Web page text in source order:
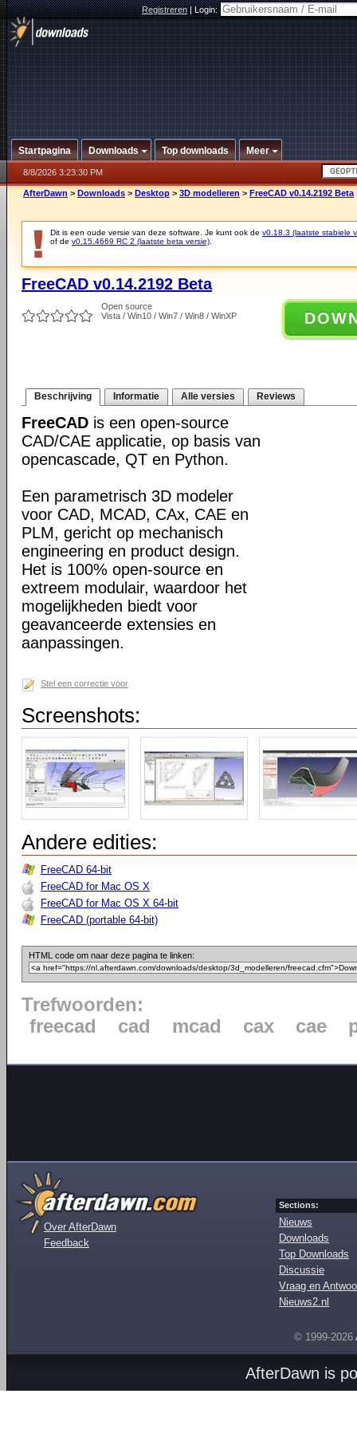
Registreren|Login:
Startpagina Downloads Top downloads Meer
8/8/2026 3:23:30 PM
AfterDawn > Downloads > Desktop > 3D modelleren > FreeCAD v0.14.2192 Beta
Dit is een oude versie van deze software. Je kunt ook de v0.18.3 (laatste stabiele
of de v0.15.4669 RC 2 (laatste beta versie)
FreeCAD v0.14.2192 Beta
Open source
Vista / Win10 / Win7 / Win8 / WinXP
Beschrijving Informatie Alle versies Reviews
FreeCAD is een open-source
CAD/CAE applicatie, op basis van
opencascade, QT en Python.
Een parametrisch 3D modeler
voor CAD, MCAD, CAx, CAE en
PLM, gericht op mechanisch
engineering en product design.
Het is 100% open-source en
extreem modulair, waardoor het
mogelijkheden biedt voor
geavanceerde extensies en
aanpassingen.
Stel een correctie voor
Screenshots:
Andere edities:
FreeCAD 64-bit
FreeCAD for Mac OS X
FreeCAD for Mac OS X 64-bit
FreeCAD (portable 64-bit)
HTML code om naar deze pagina te linken:
Trefwoorden:
freecad
cad mcad cax cae
Over AfterDawn
Feedback
Sections:
Nieuws
Downloads
Top Downloads
Discussie
Vraag en
Nieuws2.nl
© 1999-2026
AfterDawn is